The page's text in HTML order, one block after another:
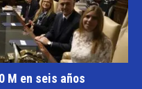
M en seis años